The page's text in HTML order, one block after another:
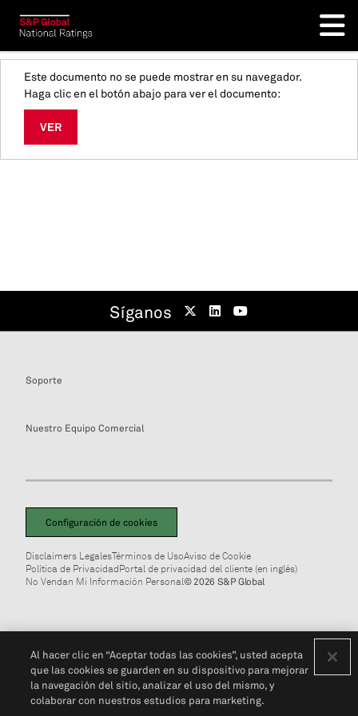
Este documento no se puede mostrar en su navegador.
Haga clic en el botón abajo para ver el documento:
VER
Síganos
Soporte
Nuestro Equipo Comercial
Configuración de cookies
Disclaimers LegalesTérminos de UsoAviso de Cookie
Política de PrivacidadPortal de privacidad del cliente (en inglés)
No Vendan Mi Información Personal© 2026 S&P Global
Al hacer clic en “Aceptar todas las cookies”, usted acepta
que las cookies se guarden en su dispositivo para mejorar
la navegación del sitio, analizar el uso del mismo, y
colaborar con nuestros estudios para marketing.